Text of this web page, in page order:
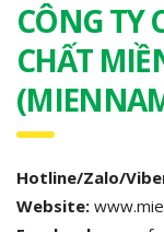
CÔNG TY
CHẤT
Hotline/Zalo/
Website: